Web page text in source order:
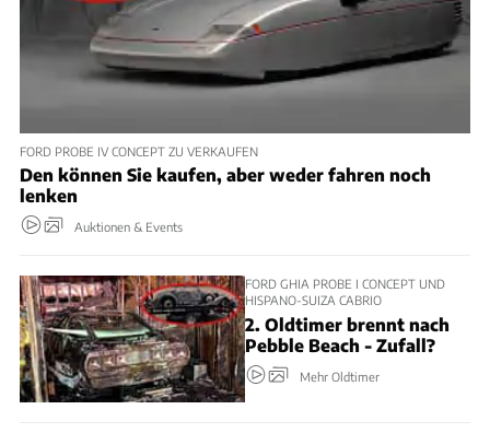
FORD PROBE IV CONCEPT ZU VERKAUFEN
Den können Sie kaufen, aber weder fahren noch
lenken
Auktionen & Events
FORD GHIA PROBE I CONCEPT UND
HISPANO-SUIZA CABRIO
2. Oldtimer brennt nach
Pebble Beach - Zufall?
Mehr Oldtimer